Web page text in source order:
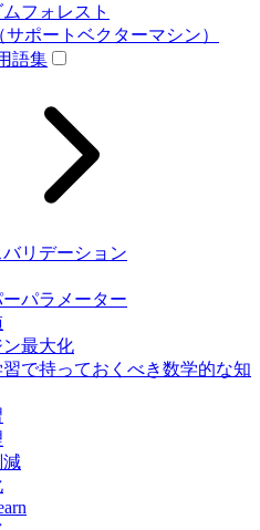
フォレスト
サポートベクターマシン）
語集
バリデーション
パラメーター
最大化
で持っておくべき数学的な知
減